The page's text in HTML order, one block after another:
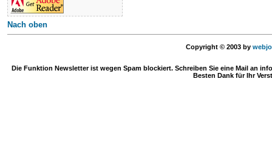
Nach oben
Copyright © 2003 by
Die Funktion Newsletter ist wegen Spam blockiert. Schreiben Sie eine Mail an
Besten Dank für Ihr